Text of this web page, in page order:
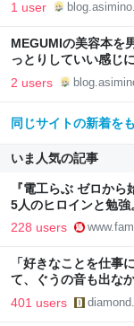
1 user
MEGUMIの美容本を
っとりしていい感じ
2 users
同じサイトの新着を
いま人気の記事
『電工らぶ ゼロか
5人のヒロインと勉
CBT模擬試験”で本格
最新情報のファミ通
228 users
「好きなことを仕事
て、ぐうの音も出な
401 users